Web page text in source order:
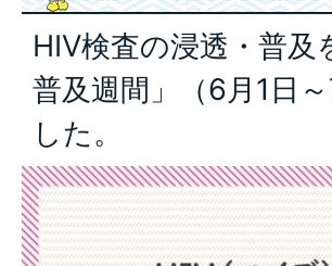
HIV検査の浸透・普
普及週間」（6月1日
した。